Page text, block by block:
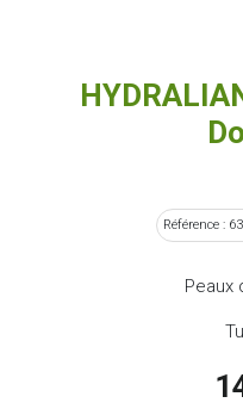
Référence :
Peaux